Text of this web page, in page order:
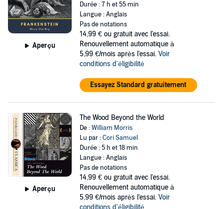
Aperçu
Durée : 7 h et 55 min
Langue : Anglais
Pas de notations
14,99 € ou gratuit avec l'essai.
Renouvellement automatique à
5,99 €/mois après l'essai. Voir
conditions d'éligibilité
Essayez Standard gratuitement
Aperçu
The Wood Beyond the World
De :William Morris
Lu par :Cori Samuel
Durée : 5 h et 18 min
Langue : Anglais
Pas de notations
14,99 € ou gratuit avec l'essai.
Renouvellement automatique à
5,99 €/mois après l'essai. Voir
conditions d'éligibilité